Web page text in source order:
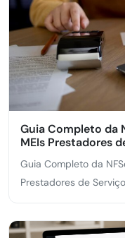
Guia Completo da
MEIs Prestadores
Guia Completo da
Prestadores de